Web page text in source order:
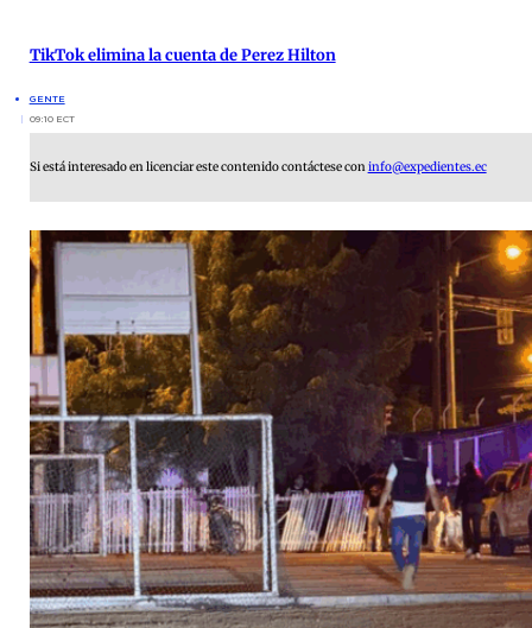
TikTok elimina la cuenta de Perez Hilton
GENTE
09:10 ECT
Si está interesado en licenciar este contenido contáctese coninfo@expedientes.ec